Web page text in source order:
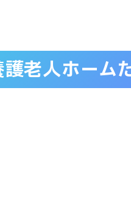
老人ホーム